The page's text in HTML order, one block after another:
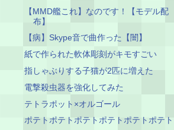
【MMD艦これ】なのです！【モデル配
布】
【病】Skype音で曲作った【闇】
紙で作られた軟体彫刻がキモすごい
指しゃぶりする子猫が2匹に増えた
電撃殺虫器を強化してみた
テトラポット×オルゴール
ポテトポテトポテトポテトポテトポテト